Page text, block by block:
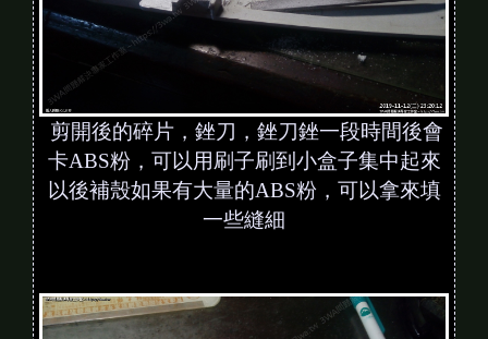
剪開後的碎片，銼刀，銼刀銼一段時間後會
卡ABS粉，可以用刷子刷到小盒子集中起來
以後補殼如果有大量的ABS粉，可以拿來填
一些縫細